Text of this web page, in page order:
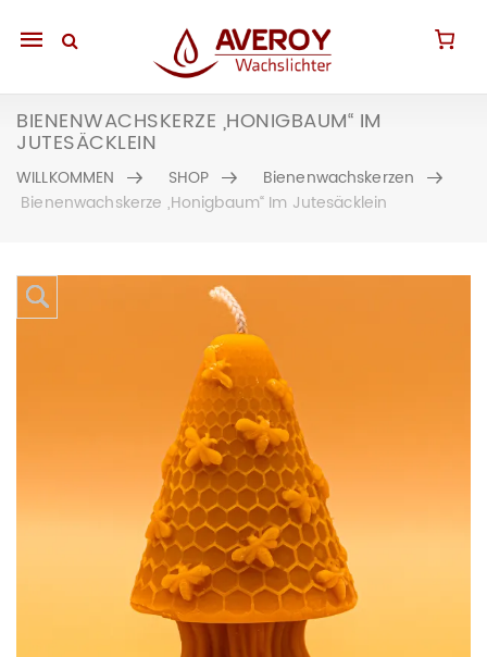
Mobile
BIENENWACHSKERZE „HONIGBAUM“ IM
JUTESÄCKLEIN
WILLKOMMEN SHOP
Bienenwachskerzen
Bienenwachskerze „Honigbaum“ Im Jutesäcklein
Skip to content